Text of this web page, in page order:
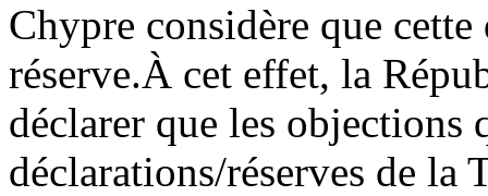
Chypre considère que
réserve.À cet effet, la
déclarer que les objections
déclarations/réserves de